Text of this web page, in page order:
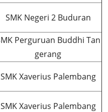
SMK Negeri 2 Buduran
Perguruan Buddhi Tan
gerang
SMK Xaverius Palembang
SMK Xaverius Palembang